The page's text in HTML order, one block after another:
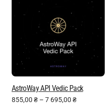
AstroWay API Vedic Pack
855,00 ₴ – 7 695,00 ₴